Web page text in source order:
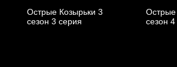
Острые Козырьки 3
cезон 3 cерия
Острые
cезон